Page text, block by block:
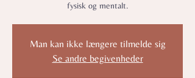
fysisk og mentalt.
Man kan ikke længere tilmelde sig
Se andre begivenheder